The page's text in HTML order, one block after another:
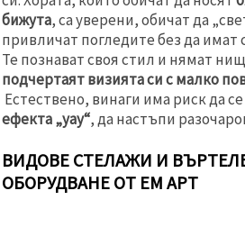
бижута, са уверени, обичат да
привличат погледите без да имат
Те познават своя стил и нямат
подчертаят визията си с малко
Естествено, винаги има риск да
ефекта „уау“, да настъпи
ВИДОВЕ СТЕЛАЖИ И
ОБОРУДВАНЕ ОТ ЕМ АРТ